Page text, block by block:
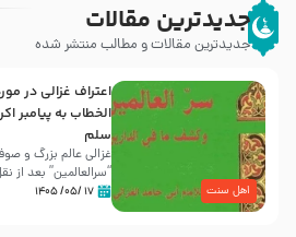
جدیدترین مقالات
جدیدترین مقالات و مطالب منتشر شده
اهل سنت
اعتراف غزالی در
الخطاب به پیامبر
سلم
غزالی عالم بزرگ و
“سرالعالمین” بعد
۱۷ /۰۵/ ۱۴۰۵